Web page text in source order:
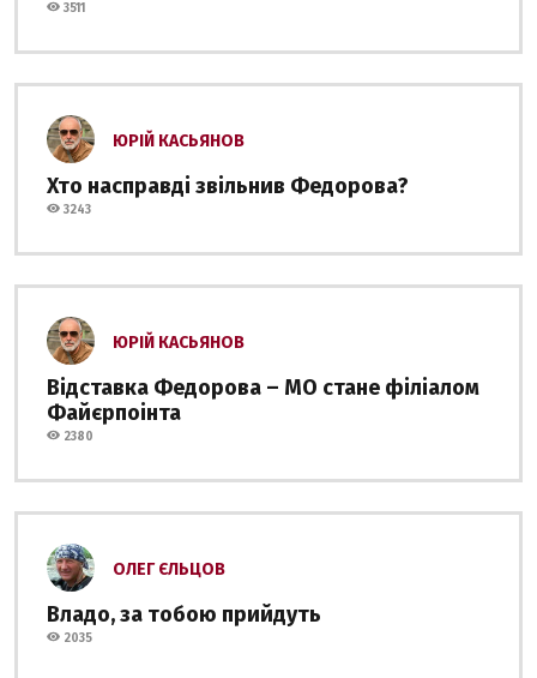
3511
ЮРІЙ КАСЬЯНОВ
Хто насправді звільнив Федорова?
3243
ЮРІЙ КАСЬЯНОВ
Відставка Федорова – МО стане філіалом
Файєрпоінта
2380
ОЛЕГ ЄЛЬЦОВ
Владо, за тобою прийдуть
2035